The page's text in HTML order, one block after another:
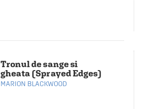
Tronul de sange si
gheata (Sprayed Edges)
MARION BLACKWOOD